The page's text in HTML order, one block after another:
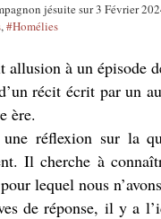
jésuite sur 3 Février
,#Homélies
à un épisode
récit écrit par un
ère.
une réflexion sur la
Il cherche à
lequel nous
de réponse, il y a